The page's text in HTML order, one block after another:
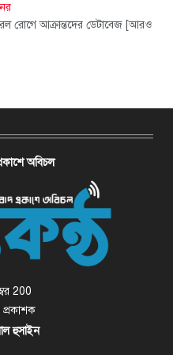
রোগে আক্রান্তদের ডেটাবেজ [আরও
অবিচল
200
হুসাইন